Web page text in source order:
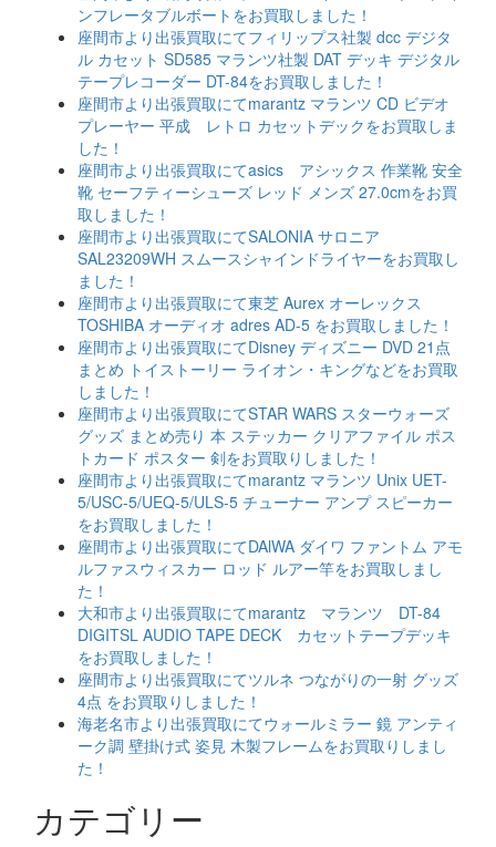
ンフレータブルボートをお買取しました！
座間市より出張買取にてフィリップス社製 dcc デジタ
ル カセット SD585 マランツ社製 DAT デッキ デジタル
テープレコーダー DT-84をお買取しました！
座間市より出張買取にてmarantz マランツ CD ビデオ
プレーヤー 平成 レトロ カセットデックをお買取しま
した！
座間市より出張買取にてasics アシックス 作業靴 安全
靴 セーフティーシューズ レッド メンズ 27.0cmをお買
取しました！
座間市より出張買取にてSALONIA サロニア
SAL23209WH スムースシャインドライヤーをお買取し
ました！
座間市より出張買取にて東芝 Aurex オーレックス
TOSHIBA オーディオ adres AD-5 をお買取しました！
座間市より出張買取にてDisney ディズニー DVD 21点
まとめ トイストーリー ライオン・キングなどをお買取
しました！
座間市より出張買取にてSTAR WARS スターウォーズ
グッズ まとめ売り 本 ステッカー クリアファイル ポス
トカード ポスター 剣をお買取りしました！
座間市より出張買取にてmarantz マランツ Unix UET-
5/USC-5/UEQ-5/ULS-5 チューナー アンプ スピーカー
をお買取しました！
座間市より出張買取にてDAlWA ダイワ ファントム アモ
ルファスウィスカー ロッド ルアー竿をお買取しまし
た！
大和市より出張買取にてmarantz マランツ DT-84
DIGITSL AUDIO TAPE DECK カセットテープデッキ
をお買取しました！
座間市より出張買取にてツルネ つながりの一射 グッズ
4点 をお買取りしました！
海老名市より出張買取にてウォールミラー 鏡 アンティ
ーク調 壁掛け式 姿見 木製フレームをお買取りしまし
た！
カテゴリー